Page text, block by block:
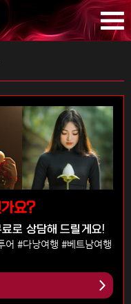
요?
로 상담해 드릴게요!
어 #다낭여행 #베트남여행